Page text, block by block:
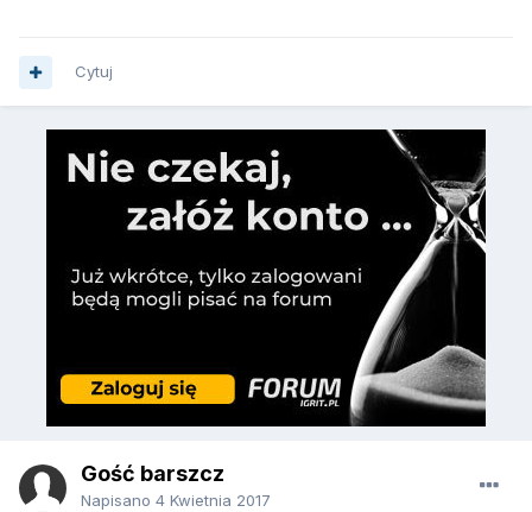
Cytuj
Gość barszcz
Napisano 4 Kwietnia 2017